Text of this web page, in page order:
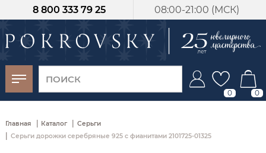
08:00-21:00 (МСК)
8 800 333 79 25
0 0
Главная | Каталог | Серьги
| Серьги дорожки серебряные 925 с фианитами 2101725-01325
-30%
от 15 дней с
момента оплаты